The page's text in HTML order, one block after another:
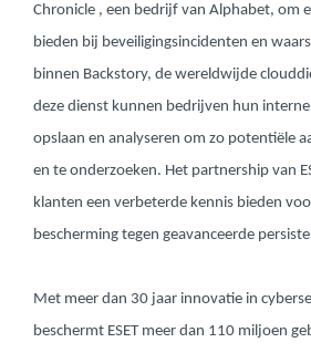
Chronicle , een bedrijf van Alphabet, om
bieden bij beveiligingsincidenten en
binnen Backstory, de wereldwijde
deze dienst kunnen bedrijven hun
opslaan en analyseren om zo potentiële
en te onderzoeken. Het partnership van
klanten een verbeterde kennis bieden
bescherming tegen geavanceerde
Met meer dan 30 jaar innovatie in
beschermt ESET meer dan 110 miljoen